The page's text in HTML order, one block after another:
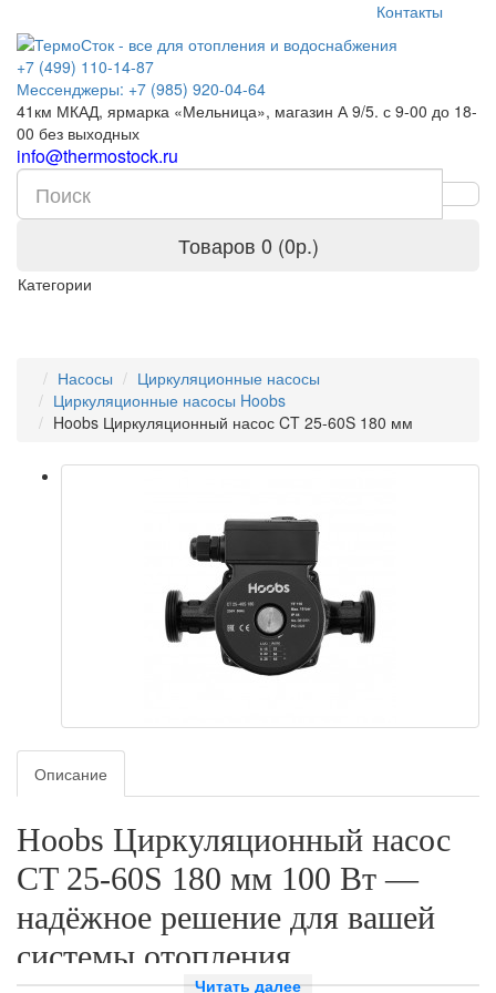
Контакты
+7 (499) 110-14-87
Мессенджеры: +7 (985) 920-04-64
41км МКАД, ярмарка «Мельница», магазин А 9/5. с 9-00 до 18-
00 без выходных
info@thermostock.ru
Товаров 0 (0р.)
Категории
Насосы
Циркуляционные насосы
Циркуляционные насосы Hoobs
Hoobs Циркуляционный насос CT 25-60S 180 мм
Описание
Hoobs Циркуляционный насос
CT 25-60S 180 мм 100 Вт —
надёжное решение для вашей
системы отопления
Читать далее